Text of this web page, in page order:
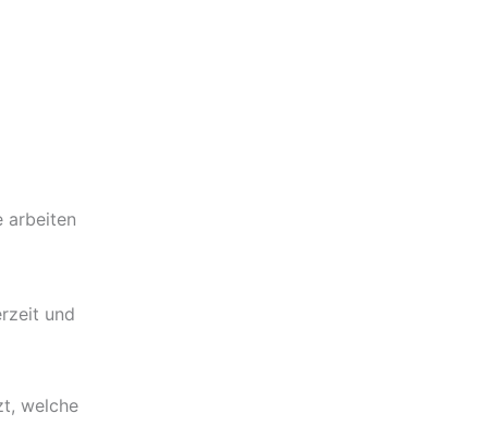
arbeiten
und
welche